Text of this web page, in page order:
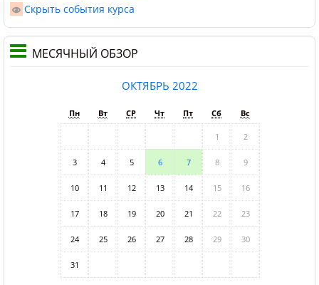
Скрыть события курса
МЕСЯЧНЫЙ ОБЗОР
ОКТЯБРЬ 2022
Пн Вт СР Чт Пт Сб Вс
1 2
3 4 5 6 7 8 9
10 11 12 13 14 15 16
17 18 19 20 21 22 23
24 25 26 27 28 29 30
31